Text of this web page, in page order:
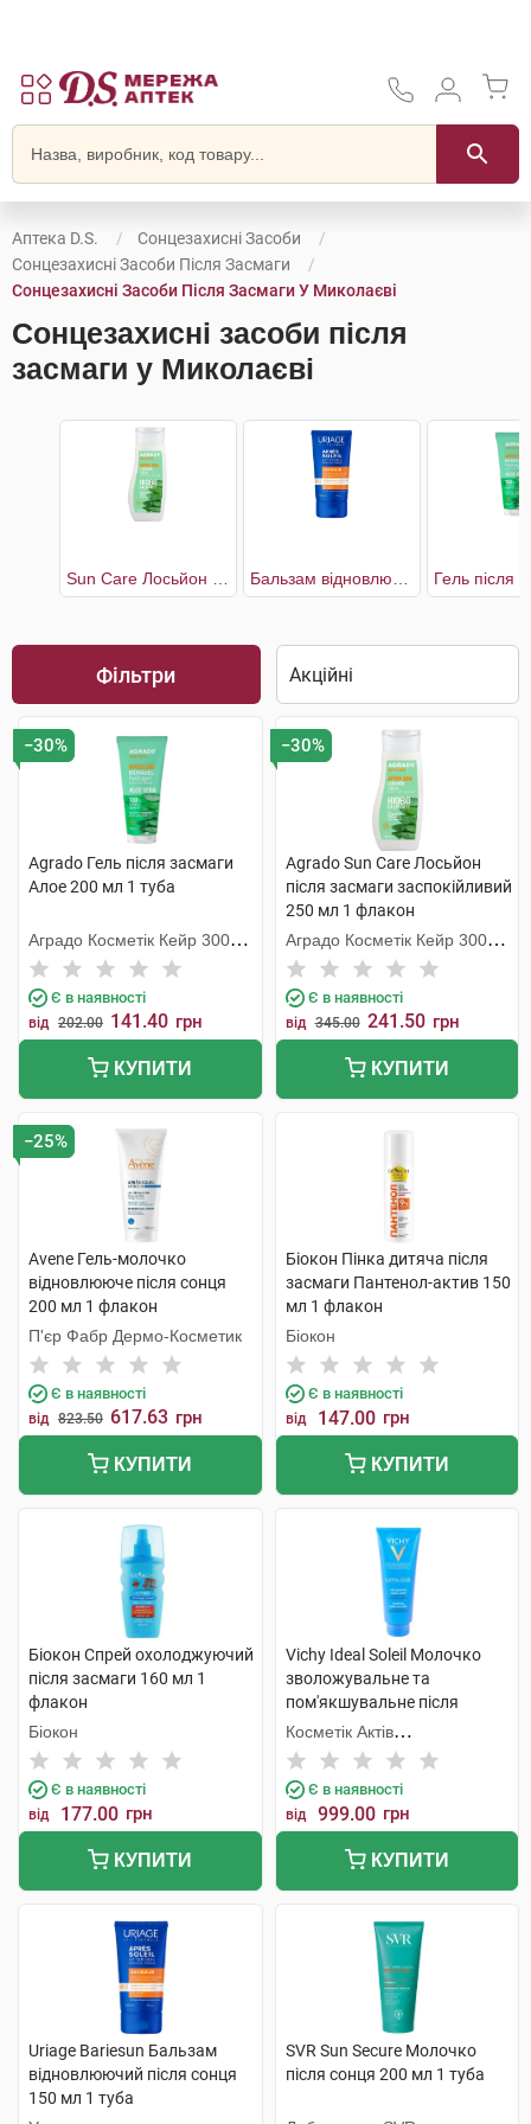
Аптека D.S.
Сонцезахисні Засоби
Сонцезахисні Засоби Після Засмаги
Сонцезахисні Засоби Після Засмаги У Миколаєві
Сонцезахисні засоби після
засмаги у Миколаєві
Фільтри
−30%
Agrado Гель після засмаги
Алое 200 мл 1 туба
Аградо Косметік Кейр 3000
С.Л.У.
Є в наявності
від 202.00 141.40 грн
КУПИТИ
−30%
Agrado Sun Care Лосьйон
після засмаги заспокійливий
250 мл 1 флакон
Аградо Косметік Кейр 3000
С.Л.У.
Є в наявності
від 345.00 241.50 грн
КУПИТИ
−25%
Avene Гель-молочко
відновлюючe після сонця
200 мл 1 флакон
П'єр Фабр Дермо-Косметик
Є в наявності
від 823.50 617.63 грн
КУПИТИ
Біокон Пінка дитяча після
засмаги Пантенол-актив 150
мл 1 флакон
Біокон
Є в наявності
від 147.00 грн
КУПИТИ
Біокон Спрей охолоджуючий
після засмаги 160 мл 1
флакон
Біокон
Є в наявності
від 177.00 грн
КУПИТИ
Vichy Ideal Soleil Молочко
зволожувальне та
пом'якшувальне після
засмаги 300 мл 1 флакон
Косметік Актів
Інтернаціональ
Є в наявності
від 999.00 грн
КУПИТИ
Uriage Bariesun Бальзам
відновлюючий після сонця
150 мл 1 туба
SVR Sun Secure Молочко
після сонця 200 мл 1 туба